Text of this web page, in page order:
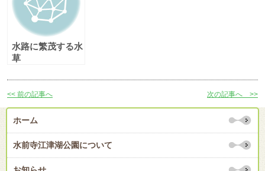
水路に繁茂する水
草
<< 前の記事へ 次の記事へ >>
ホーム
水前寺江津湖公園について